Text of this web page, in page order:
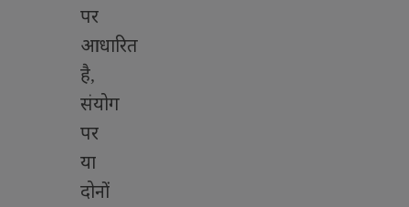
पर
आधारित
है,
संयोग
पर
या
दोनों